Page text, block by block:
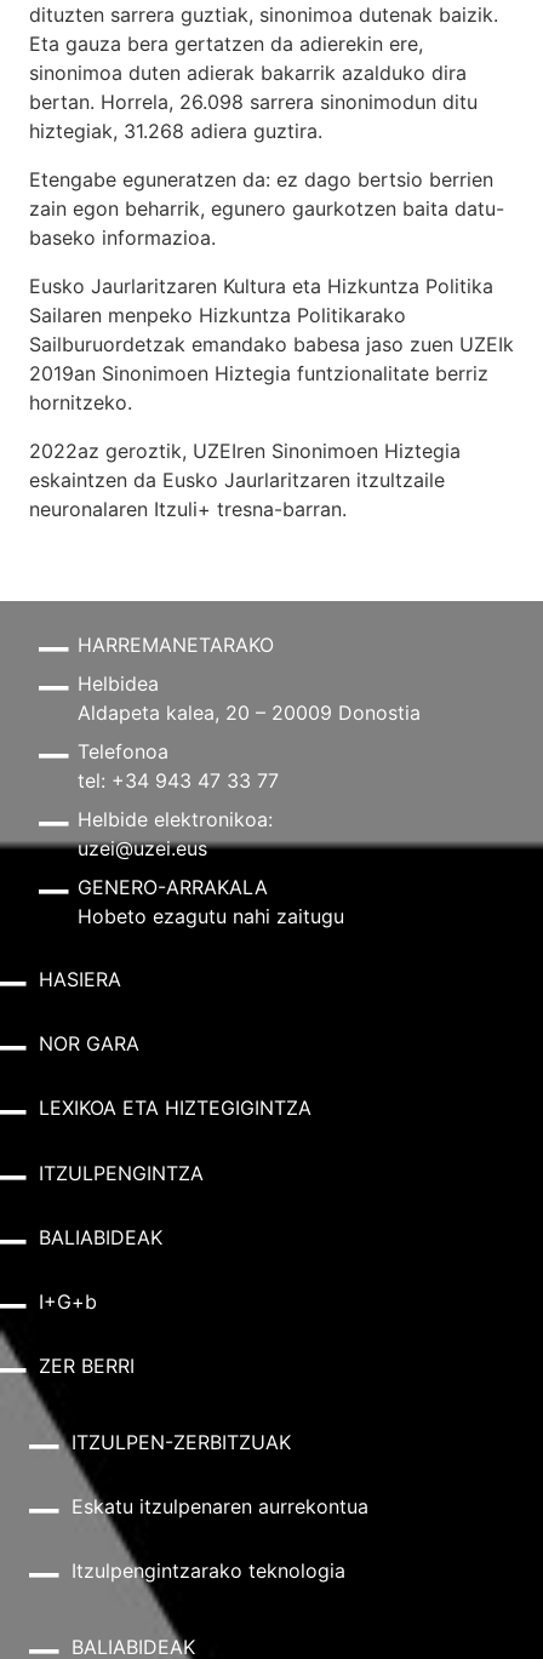
dituzten sarrera guztiak, sinonimoa dutenak baizik.
Eta gauza bera gertatzen da adierekin ere,
sinonimoa duten adierak bakarrik azalduko dira
bertan. Horrela, 26.098 sarrera sinonimodun ditu
hiztegiak, 31.268 adiera guztira.
Etengabe eguneratzen da: ez dago bertsio berrien
zain egon beharrik, egunero gaurkotzen baita datu-
baseko informazioa.
Eusko Jaurlaritzaren Kultura eta Hizkuntza Politika
Sailaren menpeko Hizkuntza Politikarako
Sailburuordetzak emandako babesa jaso zuen UZEIk
2019an Sinonimoen Hiztegia funtzionalitate berriz
hornitzeko.
2022az geroztik, UZEIren Sinonimoen Hiztegia
eskaintzen da Eusko Jaurlaritzaren itzultzaile
neuronalaren Itzuli+ tresna-barran.
HARREMANETARAKO
Helbidea
Aldapeta kalea, 20 – 20009 Donostia
Telefonoa
tel: +34 943 47 33 77
Helbide elektronikoa:
uzei@uzei.eus
GENERO-ARRAKALA
Hobeto ezagutu nahi zaitugu
HASIERA
NOR GARA
LEXIKOA ETA HIZTEGIGINTZA
ITZULPENGINTZA
BALIABIDEAK
I+G+b
ZER BERRI
ITZULPEN-ZERBITZUAK
Eskatu itzulpenaren aurrekontua
Itzulpengintzarako teknologia
BALIABIDEAK